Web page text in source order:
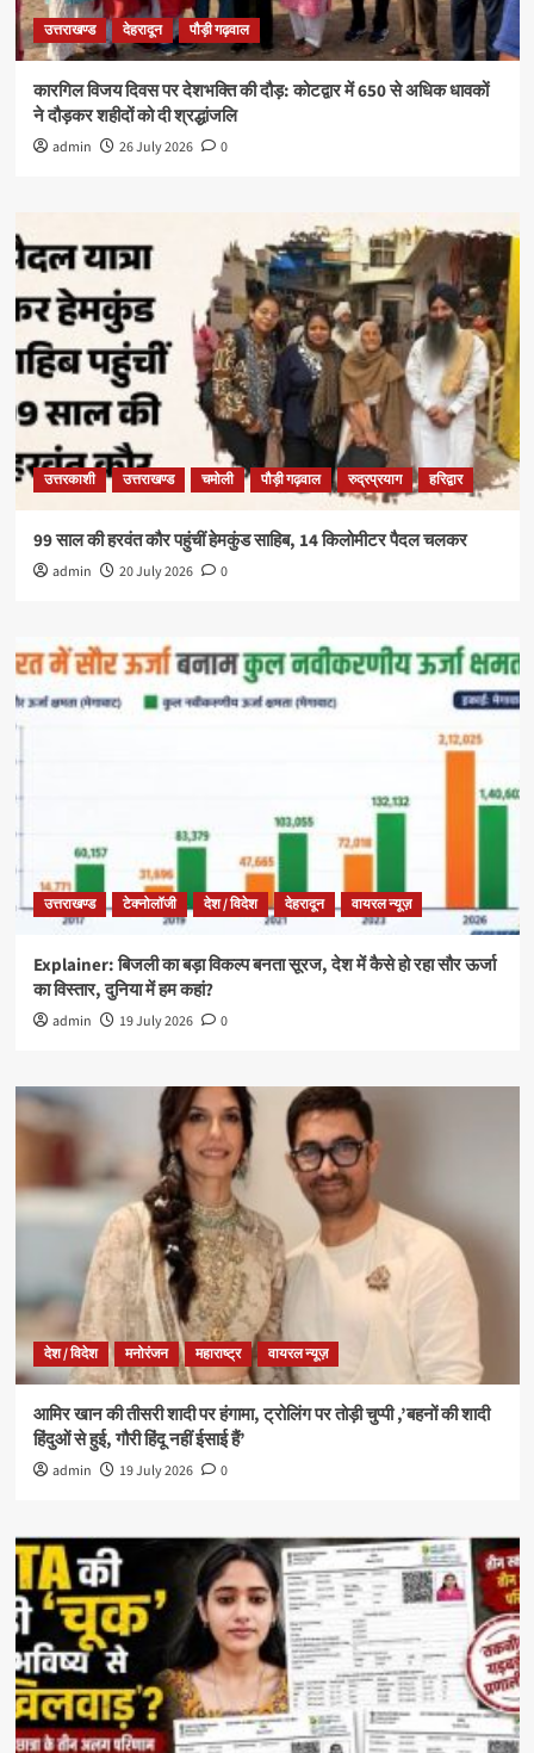
उत्तराखण्ड देहरादून पौड़ी गढ़वाल
कारगिल विजय दिवस पर देशभक्ति की दौड़: कोटद्वार में 650 से अधिक धावकों
ने दौड़कर शहीदों को दी श्रद्धांजलि
admin 26 July 2026 0
उत्तरकाशी उत्तराखण्ड चमोली पौड़ी गढ़वाल रुद्रप्रयाग हरिद्वार
99 साल की हरवंत कौर पहुंचीं हेमकुंड साहिब, 14 किलोमीटर पैदल चलकर
admin 20 July 2026 0
उत्तराखण्ड टेक्नोलॉजी देश / विदेश देहरादून वायरल न्यूज़
Explainer: बिजली का बड़ा विकल्प बनता सूरज, देश में कैसे हो रहा सौर ऊर्जा
का विस्तार, दुनिया में हम कहां?
admin 19 July 2026 0
देश / विदेश मनोरंजन महाराष्ट्र वायरल न्यूज़
आमिर खान की तीसरी शादी पर हंगामा, ट्रोलिंग पर तोड़ी चुप्पी ,’बहनों की शादी
हिंदुओं से हुई, गौरी हिंदू नहीं ईसाई हैं’
admin 19 July 2026 0